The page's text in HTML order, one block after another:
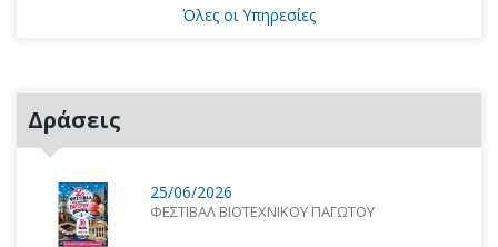
Όλες οι Υπηρεσίες
Δράσεις
25/06/2026
ΦΕΣΤΙΒΑΛ ΒΙΟΤΕΧΝΙΚΟΥ ΠΑΓΩΤΟΥ